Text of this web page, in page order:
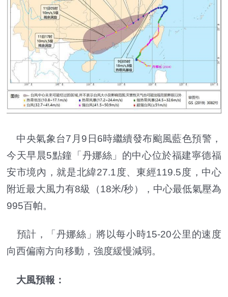
中央氣象台7月9日6時繼續發布颱風藍色預警，
今天早晨5點鐘「丹娜絲」的中心位於福建寧德福
安市境內，就是北緯27.1度、東經119.5度，中心
附近最大風力有8級（18米/秒），中心最低氣壓為
995百帕。
預計，「丹娜絲」將以每小時15-20公里的速度
向西偏南方向移動，強度緩慢減弱。
大風預報：